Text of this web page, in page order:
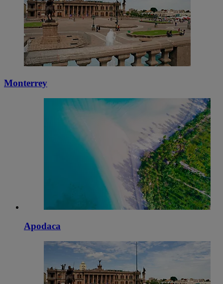
Monterrey
Apodaca